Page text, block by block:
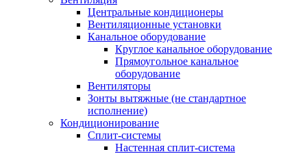
Центральные кондиционеры
Вентиляционные установки
Канальное оборудование
Круглое канальное оборудование
Прямоугольное канальное
оборудование
Вентиляторы
Зонты вытяжные (не стандартное
исполнение)
Кондиционирование
Сплит-системы
Настенная сплит-система